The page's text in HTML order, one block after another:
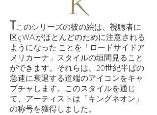
Tこのシリーズの彼の絵は、視聴者に
区çWAがほとんどのために注意される
ようになった ことを「ロードサイドア
メリカーナ」スタイルの垣間見ること
ができます。それらは、20世紀半ばの
急速に衰退する道端のアイコンをキャ
プチャします。このスタイルを通じ
て、アーティストは「キングネオン」
の称号を獲得しました。